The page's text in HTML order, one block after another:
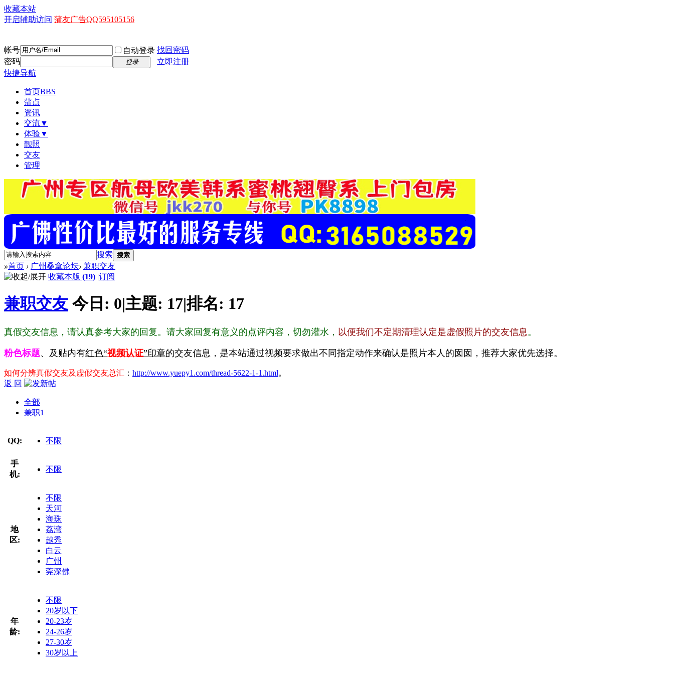
收藏本站
开启辅助访问 蒲友广告QQ595105156
帐号 自动登录 找回密码
密码
登录
立即注册
快捷导航
首页BBS
蒲点
资讯
交流▼
体验▼
靓照
交友
管理
搜索 搜索
»首页 › 广州桑拿论坛› 兼职交友
收藏本版 (19) |订阅
兼职交友 今日: 0|主题: 17|排名: 17
真假交友信息，请认真参考大家的回复。请大家回复有意义的点评内容，切勿灌水， 以便我们不定期清理认定是虚假照片的交友信息 。
粉色标题、及贴内有红色“视频认证”印章的交友信息，是本站通过视频要求做出不同指定动作来确认是照片本人的囡囡，推荐大家优先选择。
如何分辨真假交友及虚假交友总汇 ： http://www.yuepy1.com/thread-5622-1-1.html。
返 回
全部
兼职1
QQ: 不限
手
机:
不限
地
区:
不限
天河
海珠
荔湾
越秀
白云
广州
莞深佛
年
龄:
不限
20岁以下
20-23岁
24-26岁
27-30岁
30岁以上